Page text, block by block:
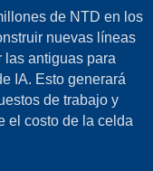
de NTD en los
nuevas líneas
las antiguas para
IA. Esto generará
de trabajo y
el costo de la celda